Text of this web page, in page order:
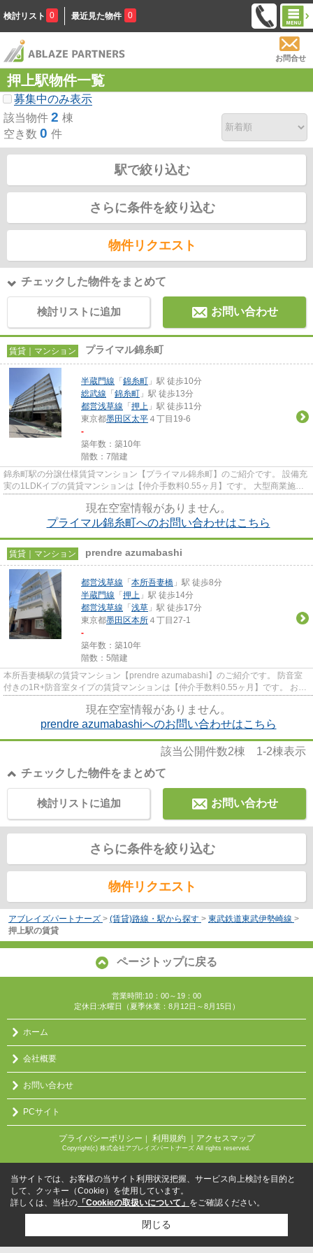
検討リスト 0 最近見た物件 0
お問合せ
押上駅物件一覧
募集中のみ表示
該当物件 2 棟
空き数 0 件
駅で絞り込む
さらに条件を絞り込む
物件リクエスト
チェックした物件をまとめて
検討リストに追加 お問い合わせ
賃貸｜マンション プライマル錦糸町
半蔵門線 「 錦糸町 」駅 徒歩10分
総武線 「 錦糸町 」駅 徒歩13分
都営浅草線 「 押上 」駅 徒歩11分
東京都墨田区太平 ４丁目19-6
-
築年数：築10年
階数：7階建
錦糸町駅の分譲仕様賃貸マンション【プライマル錦糸町】のご紹介です。 設備充
実の1LDKイプの賃貸マンションは【仲介手数料0.55ヶ月】です。 大型商業施設
現在空室情報がありません。
プライマル錦糸町へのお問い合わせはこちら
賃貸｜マンション prendre azumabashi
都営浅草線 「 本所吾妻橋 」駅 徒歩8分
半蔵門線 「 押上 」駅 徒歩14分
都営浅草線 「 浅草 」駅 徒歩17分
東京都墨田区本所 ４丁目27-1
-
築年数：築10年
階数：5階建
本所吾妻橋駅の賃貸マンション【prendre azumabashi】のご紹介です。 防音室
付きの1R+防音室タイプの賃貸マンションは【仲介手数料0.55ヶ月】です。 お仕
現在空室情報がありません。
prendre azumabashiへのお問い合わせはこちら
該当公開件数2棟 1-2棟表示
チェックした物件をまとめて
お問い合わせ
検討リストに追加
さらに条件を絞り込む
物件リクエスト
アブレイズパートナーズ > (賃貸)路線・駅から探す > 東武鉄道東武伊勢崎線 >
押上駅の賃貸
ページトップに戻る
営業時間:10：00～19：00
定休日:水曜日（夏季休業：8月12日～8月15日）
ホーム
会社概要
お問い合わせ
PCサイト
プライバシーポリシー ｜ 利用規約 ｜アクセスマップ
Copyright(c) 株式会社アブレイズパートナーズ All rights reserved.
当サイトでは、お客様の当サイト利用状況把握、サービス向上検討を目的と
して、クッキー（Cookie）を使用しています。
詳しくは、当社の 「Cookieの取扱いについて」 をご確認ください。
閉じる